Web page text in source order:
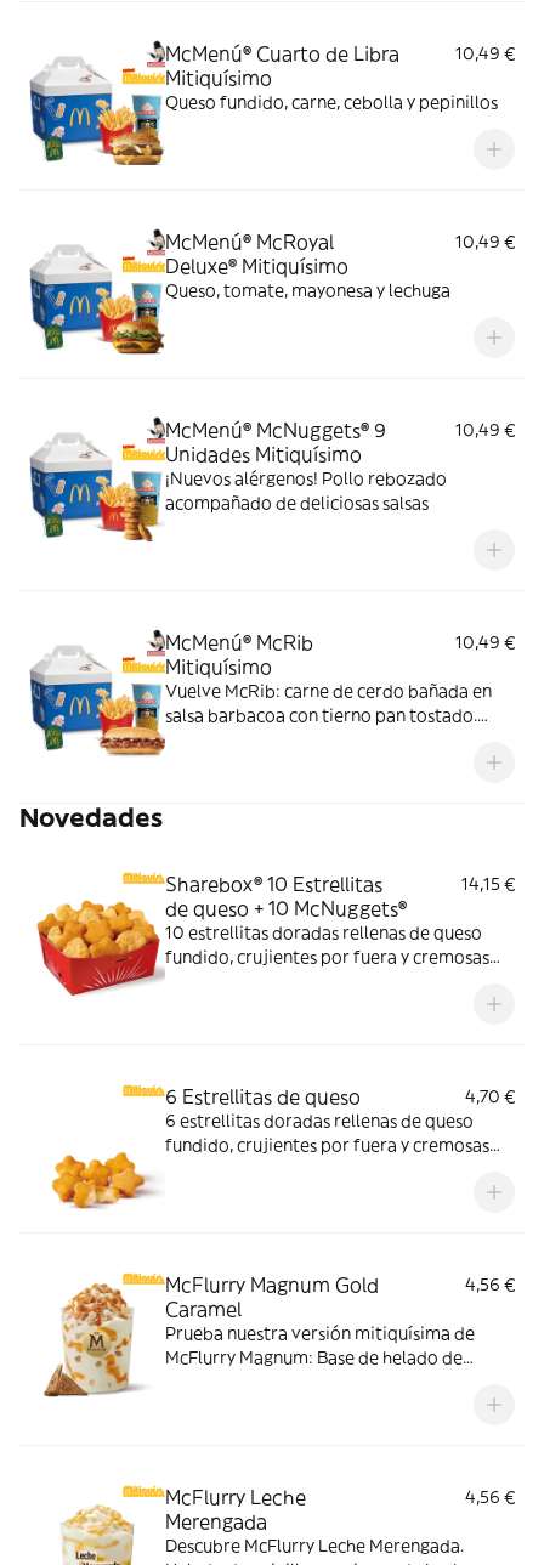
McMenú® Cuarto de Libra
Mitiquísimo
10,49 €
Queso fundido, carne, cebolla y pepinillos
McMenú® McRoyal
Deluxe® Mitiquísimo
10,49 €
Queso, tomate, mayonesa y lechuga
McMenú® McNuggets® 9
Unidades Mitiquísimo
10,49 €
¡Nuevos alérgenos! Pollo rebozado
acompañado de deliciosas salsas
McMenú® McRib
Mitiquísimo
10,49 €
Vuelve McRib: carne de cerdo bañada en
salsa barbacoa con tierno pan tostado.
Novedades
Sharebox® 10 Estrellitas
de queso + 10 McNuggets®
14,15 €
10 estrellitas doradas rellenas de queso
fundido, crujientes por fuera y cremosas
6 Estrellitas de queso
4,70 €
6 estrellitas doradas rellenas de queso
fundido, crujientes por fuera y cremosas
McFlurry Magnum Gold
Caramel
4,56 €
Prueba nuestra versión mitiquísima de
McFlurry Magnum: Base de helado de
Topping triturado de galleta con perlas y
McFlurry Leche
Merengada
4,56 €
Descubre McFlurry Leche Merengada.